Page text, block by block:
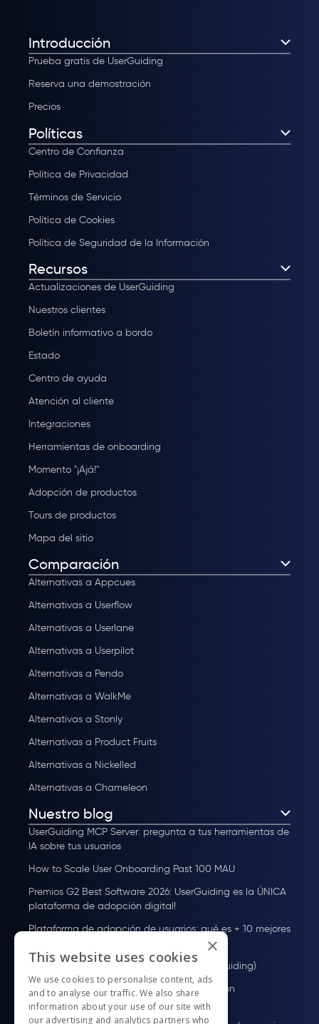
Introducción
Prueba gratis de UserGuiding
Reserva una demostración
Precios
Políticas
Centro de Confianza
Política de Privacidad
Términos de Servicio
Política de Cookies
Política de Seguridad de la Información
Recursos
Actualizaciones de UserGuiding
Nuestros clientes
Boletín informativo a bordo
Estado
Centro de ayuda
Atención al cliente
Integraciones
Herramientas de onboarding
Momento "¡Ajá!"
Adopción de productos
Tours de productos
Mapa del sitio
Comparación
Alternativas a Appcues
Alternativas a Userflow
Alternativas a Userlane
Alternativas a Userpilot
Alternativas a Pendo
Alternativas a WalkMe
Alternativas a Stonly
Alternativas a Product Fruits
Alternativas a Nickelled
Alternativas a Chameleon
Nuestro blog
UserGuiding MCP Server: pregunta a tus herramientas de
IA sobre tus usuarios
How to Scale User Onboarding Past 100 MAU
Premios G2 Best Software 2026: UserGuiding es la ÚNICA
plataforma de adopción digital!
Plataforma de adopción de usuarios: qué es + 10 mejores
Cómo acelerar el Time to Value (con UserGuiding)
Cómo mejorar la satisfacción del cliente (con
UserGuiding)
×
This website uses cookies
We use cookies to personalise content, ads
and to analyse our traffic. We also share
information about your use of our site with
our advertising and analytics partners who